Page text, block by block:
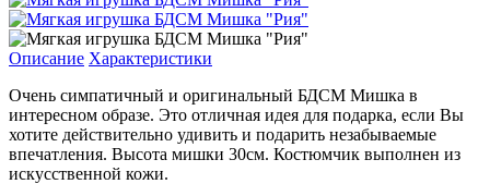
Описание Характеристики
Очень симпатичный и оригинальный БДСМ Мишка в
интересном образе. Это отличная идея для подарка, если Вы
хотите действительно удивить и подарить незабываемые
впечатления. Высота мишки 30см. Костюмчик выполнен из
искусственной кожи.